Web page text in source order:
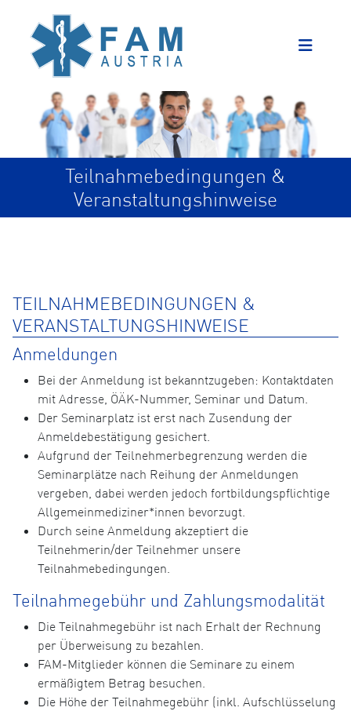
Teilnahmebedingungen &
Veranstaltungshinweise
TEILNAHMEBEDINGUNGEN &
VERANSTALTUNGSHINWEISE
Anmeldungen
Bei der Anmeldung ist bekanntzugeben: Kontaktdaten
mit Adresse, ÖÄK-Nummer, Seminar und Datum.
Der Seminarplatz ist erst nach Zusendung der
Anmeldebestätigung gesichert.
Aufgrund der Teilnehmerbegrenzung werden die
Seminarplätze nach Reihung der Anmeldungen
vergeben, dabei werden jedoch fortbildungspflichtige
Allgemeinmediziner*innen bevorzugt.
Durch seine Anmeldung akzeptiert die
Teilnehmerin/der Teilnehmer unsere
Teilnahmebedingungen.
Teilnahmegebühr und Zahlungsmodalität
Die Teilnahmegebühr ist nach Erhalt der Rechnung
per Überweisung zu bezahlen.
FAM-Mitglieder können die Seminare zu einem
ermäßigtem Betrag besuchen.
Die Höhe der Teilnahmegebühr (inkl. Aufschlüsselung